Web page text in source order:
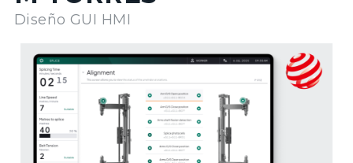
Diseño GUI HMI